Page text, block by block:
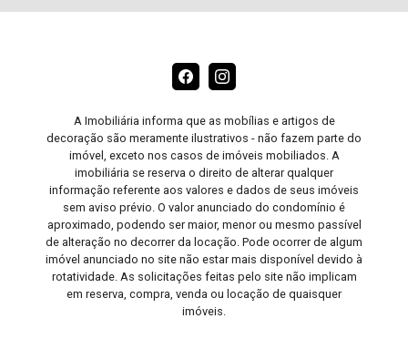
A Imobiliária informa que as mobílias e artigos de
decoração são meramente ilustrativos - não fazem parte do
imóvel, exceto nos casos de imóveis mobiliados. A
imobiliária se reserva o direito de alterar qualquer
informação referente aos valores e dados de seus imóveis
sem aviso prévio. O valor anunciado do condomínio é
aproximado, podendo ser maior, menor ou mesmo passível
de alteração no decorrer da locação. Pode ocorrer de algum
imóvel anunciado no site não estar mais disponível devido à
rotatividade. As solicitações feitas pelo site não implicam
em reserva, compra, venda ou locação de quaisquer
imóveis.